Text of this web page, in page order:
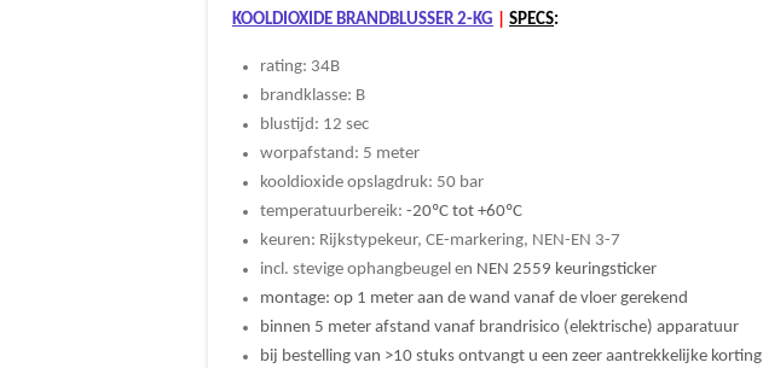
KOOLDIOXIDE BRANDBLUSSER 2-KG SPECS:
rating: 34B
brandklasse: B
blustijd: 12 sec
worpafstand: 5 meter
kooldioxide opslagdruk: 50 bar
temperatuurbereik: -20ºC tot +60ºC
keuren: Rijkstypekeur, CE-markering, NEN-EN 3-7
incl. stevige ophangbeugel en NEN 2559 keuringsticker
montage: op 1 meter aan de wand vanaf de vloer gerekend
binnen 5 meter afstand vanaf brandrisico (elektrische) apparatuur
bij bestelling van >10 stuks ontvangt u een zeer aantrekkelijke korting